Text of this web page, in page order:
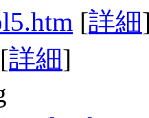
[詳細
[詳細]